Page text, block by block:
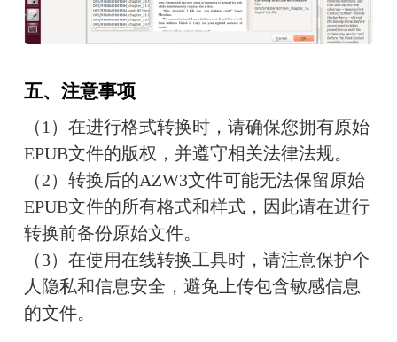
五、注意事项
（1）在进行格式转换时，请确保您拥有原始
EPUB文件的版权，并遵守相关法律法规。
（2）转换后的AZW3文件可能无法保留原始
EPUB文件的所有格式和样式，因此请在进行
转换前备份原始文件。
（3）在使用在线转换工具时，请注意保护个
人隐私和信息安全，避免上传包含敏感信息
的文件。